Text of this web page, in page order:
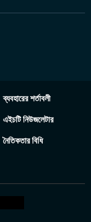
ব্যবহারের শর্তাবলী
এইচটি নিউজলেটার
নৈতিকতার বিধি